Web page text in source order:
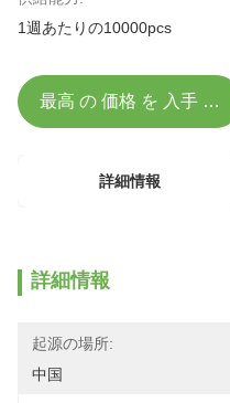
1週あたりの10000pcs
最高 の 価格 を 入手 する
詳細情報
詳細情報
起源の場所:
中国